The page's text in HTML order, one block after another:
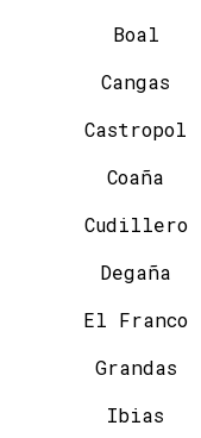
Boal
Cangas
Castropol
Coaña
Cudillero
Degaña
El Franco
Grandas
Ibias